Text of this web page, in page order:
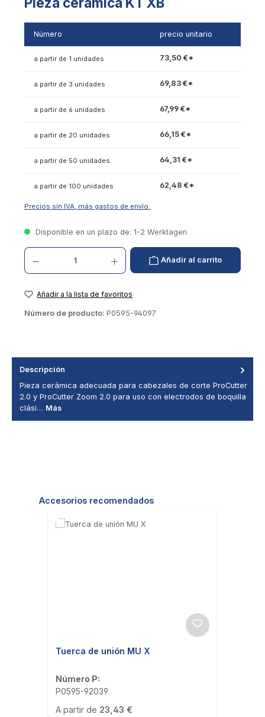
Número precio unitario
a partir de 1 unidades 73,50 €*
a partir de 3 unidades 69,83 €*
a partir de 6 unidades 67,99 €*
a partir de 20 unidades 66,15 €*
a partir de 50 unidades 64,31 €*
a partir de 100 unidades 62,48 €*
Precios sin IVA, más gastos de envío.
Disponible en un plazo de: 1-2 Werktagen
Cantidad de productos: introduzca el valor deseado o utilice los botones para
Añadir al carrito
Añadir a la lista de favoritos
Número de producto: P0595-94097
Descripción
Pieza cerámica adecuada para cabezales de corte ProCutter
2.0 y ProCutter Zoom 2.0 para uso con electrodos de boquilla
clási… Más
Saltar la galería de productos
Accesorios recomendados
Tuerca de unión MU X
Número P:
P0595-92039
Precio habitual:
A partir de 23,43 €